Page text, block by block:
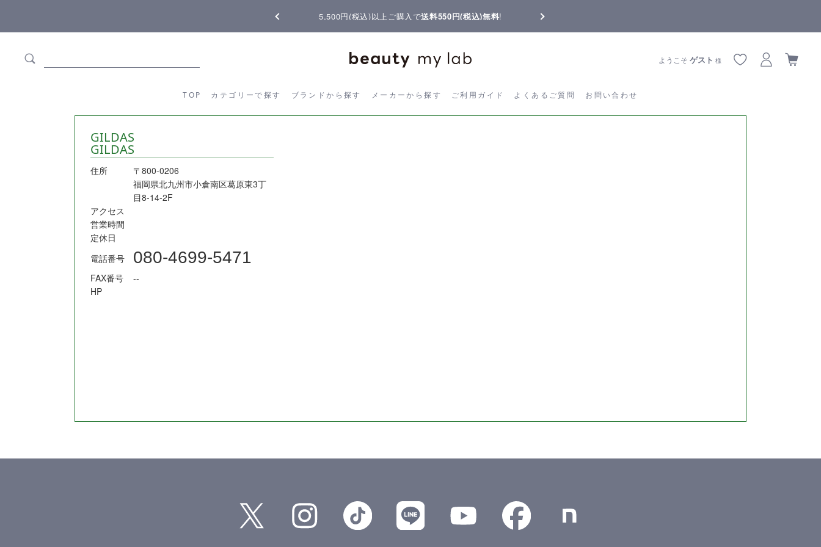
5,500円(税込)以上ご購入で送料550円(税込)無料!
TOP カテゴリーで探す ブランドから探す メーカーから探す ご利用ガイド よくあるご質問 お問い合わせ
ようこそゲスト 様
カテゴリーから探す ブランドから探す メーカーから探す ご利用ガイド よくあるご質問
GILDAS
GILDAS
住所
〒800-0206
福岡県北九州市小倉南区葛原東3丁
目8-14-2F
アクセス
営業時間
定休日
電話番号
080-4699-5471
FAX番号
--
HP